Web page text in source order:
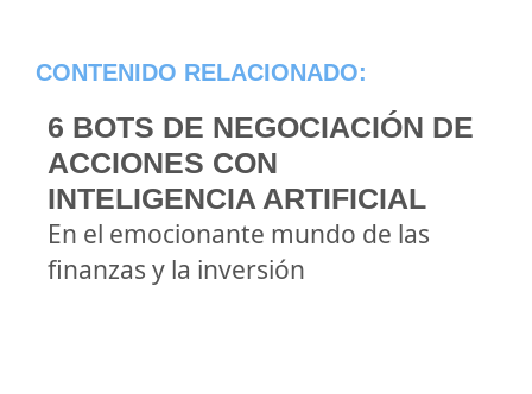
CONTENIDO RELACIONADO:
6 BOTS DE NEGOCIACIÓN DE
ACCIONES CON
INTELIGENCIA ARTIFICIAL
En el emocionante mundo de las
finanzas y la inversión